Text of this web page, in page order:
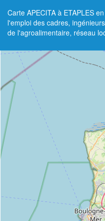
Carte APECITA à ETAPLES
l'emploi des cadres,
de l'agroalimentaire, réseau
+
−